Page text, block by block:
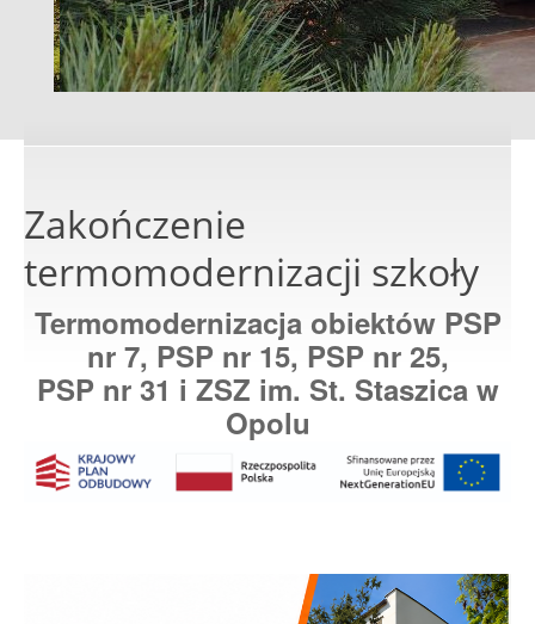
Zakończenie
termomodernizacji szkoły
Termomodernizacja obiektów PSP
nr 7, PSP nr 15, PSP nr 25,
PSP nr 31 i ZSZ im. St. Staszica w
Opolu